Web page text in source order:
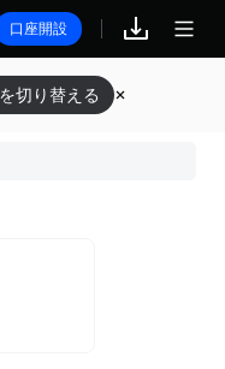
口座開設
切り替える